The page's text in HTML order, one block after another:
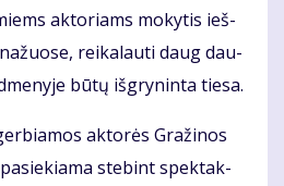
ak­to­riams mo­ky­tis ieš­
rei­ka­lau­ti daug dau­
bū­tų iš­gry­nin­ta tie­sa.
ak­to­rės Gra­ži­nos
ste­bint spek­tak­